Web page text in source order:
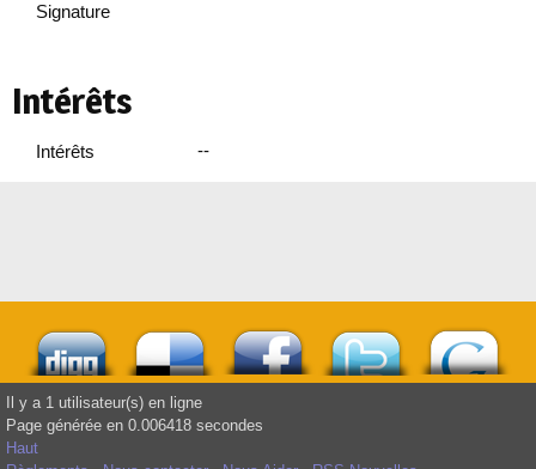
Signature
Intérêts
Intérêts --
Il y a 1 utilisateur(s) en ligne
Page générée en 0.006418 secondes
Haut